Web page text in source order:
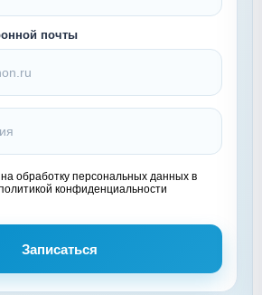
почты
обработку персональных данных в
конфиденциальности
Записаться